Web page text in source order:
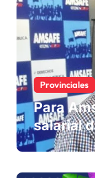
Provinciales
Para
salarial
«queda